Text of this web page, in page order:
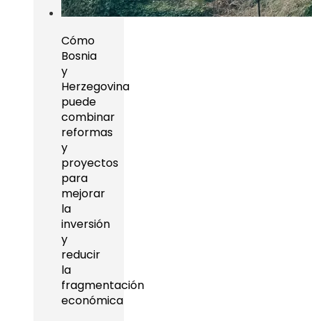
Cómo
Bosnia
y
Herzegovina
puede
combinar
reformas
y
proyectos
para
mejorar
la
inversión
y
reducir
la
fragmentación
económica